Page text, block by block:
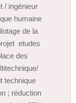
/ ingénieur
humaine
de la
etudes
des
technique
; réduction